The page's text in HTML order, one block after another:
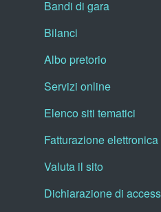
Bandi di gara
Bilanci
Albo pretorio
Servizi online
Elenco siti tematici
Fatturazione elettronica
Valuta il sito
Dichiarazione di